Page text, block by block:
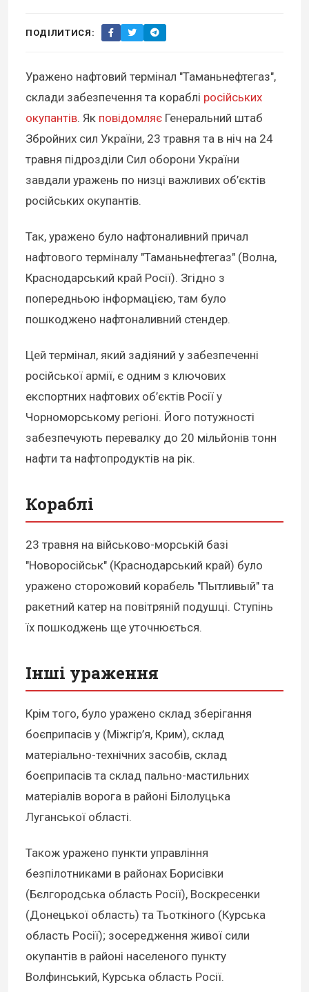
ПОДІЛИТИСЯ:
Уражено нафтовий термінал "Таманьнефтегаз",
склади забезпечення та кораблі російських
окупантів. Як повідомляє Генеральний штаб
Збройних сил України, 23 травня та в ніч на 24
травня підрозділи Сил оборони України
завдали уражень по низці важливих об’єктів
російських окупантів.
Так, уражено було нафтоналивний причал
нафтового терміналу "Таманьнефтегаз" (Волна,
Краснодарський край Росії). Згідно з
попередньою інформацією, там було
пошкоджено нафтоналивний стендер.
Цей термінал, який задіяний у забезпеченні
російської армії, є одним з ключових
експортних нафтових об’єктів Росії у
Чорноморському регіоні. Його потужності
забезпечують перевалку до 20 мільйонів тонн
нафти та нафтопродуктів на рік.
Кораблі
23 травня на військово-морській базі
"Новоросійськ" (Краснодарський край) було
уражено сторожовий корабель "Пытливый" та
ракетний катер на повітряній подушці. Ступінь
їх пошкоджень ще уточнюється.
Інші ураження
Крім того, було уражено склад зберігання
боєприпасів у (Міжгір’я, Крим), склад
матеріально-технічних засобів, склад
боєприпасів та склад пально-мастильних
матеріалів ворога в районі Білолуцька
Луганської області.
Також уражено пункти управління
безпілотниками в районах Борисівки
(Бєлгородська область Росії), Воскресенки
(Донецької область) та Тьоткіного (Курська
область Росії); зосередження живої сили
окупантів в районі населеного пункту
Волфинський, Курська область Росії.